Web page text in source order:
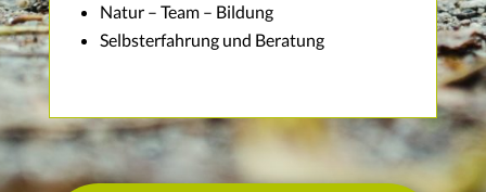
Natur – Team – Bildung
Selbsterfahrung und Beratung